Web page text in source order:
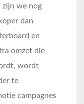
zijn we nog
dan
en
omzet die
wordt
te
campagnes